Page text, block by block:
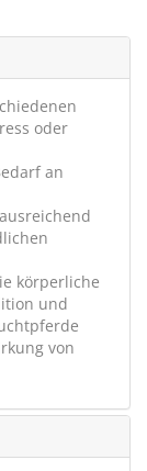
oder
an
körperliche
und
von